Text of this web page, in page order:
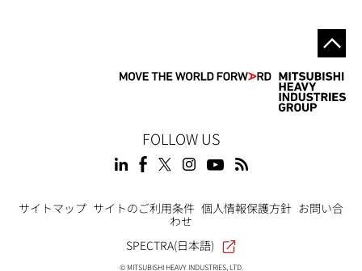
FOLLOW US
Footer
サイトマップ サイトのご利用条件 個人情報保護方針 お問い合
わせ
SPECTRA(日本語)
© MITSUBISHI HEAVY INDUSTRIES, LTD.